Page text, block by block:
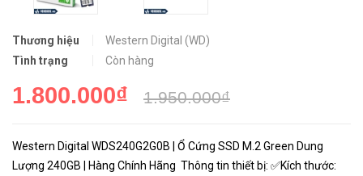
Thương hiệu
Western Digital (WD)
Tình trạng
Còn hàng
1.800.000₫ 1.950.000₫
Western Digital WDS240G2G0B | Ổ Cứng SSD M.2 Green Dung
Lượng 240GB | Hàng Chính Hãng Thông tin thiết bị: ✅Kích thước: